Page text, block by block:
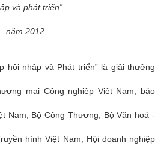
và phát triển”
năm 2012
hội nhập và Phát triển” là giải thưởng
mại Công nghiệp Việt Nam, báo
Nam, Bộ Công Thương, Bộ Văn hoá -
hình Việt Nam, Hội doanh nghiệp